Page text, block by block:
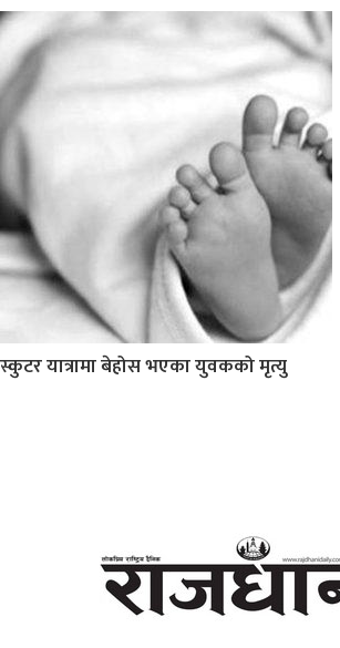
स्कुटर यात्रामा बेहोस भएका युवकको मृत्यु